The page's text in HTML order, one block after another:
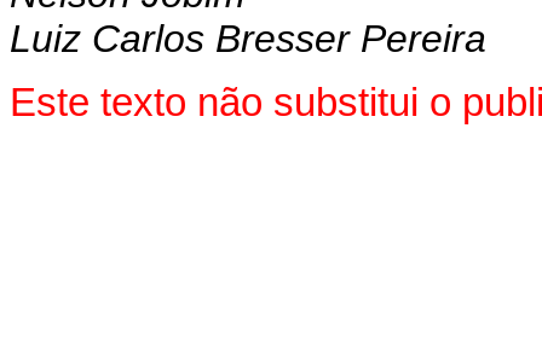
Luiz Carlos Bresser Pereira
Este texto não substitui o